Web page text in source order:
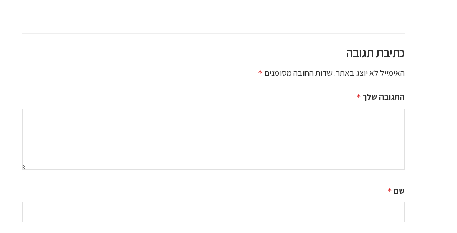
כתיבת תגובה
האימייל לא יוצג באתר.שדות החובה מסומנים *
התגובה שלך *
שם *